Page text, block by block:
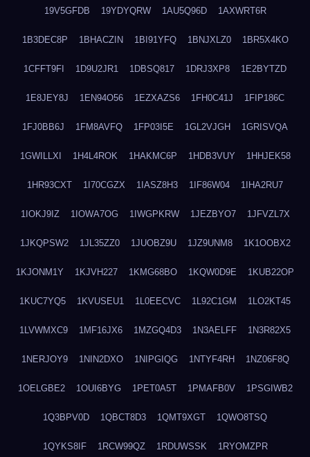
19V5GFDB 19YDYQRW 1AU5Q96D 1AXWRT6R
1B3DEC8P 1BHACZIN 1BI91YFQ 1BNJXLZ0 1BR5X4KO
1CFFT9FI 1D9U2JR1 1DBSQ817 1DRJ3XP8 1E2BYTZD
1E8JEY8J 1EN94O56 1EZXAZS6 1FH0C41J 1FIP186C
1FJ0BB6J 1FM8AVFQ 1FP03I5E 1GL2VJGH 1GRISVQA
1GWILLXI 1H4L4ROK 1HAKMC6P 1HDB3VUY 1HHJEK58
1HR93CXT 1I70CGZX 1IASZ8H3 1IF86W04 1IHA2RU7
1IOKJ9IZ 1IOWA7OG 1IWGPKRW 1JEZBYO7 1JFVZL7X
1JKQPSW2 1JL35ZZ0 1JUOBZ9U 1JZ9UNM8 1K1OOBX2
1KJONM1Y 1KJVH227 1KMG68BO 1KQW0D9E 1KUB22OP
1KUC7YQ5 1KVUSEU1 1L0EECVC 1L92C1GM 1LO2KT45
1LVWMXC9 1MF16JX6 1MZGQ4D3 1N3AELFF 1N3R82X5
1NERJOY9 1NIN2DXO 1NIPGIQG 1NTYF4RH 1NZ06F8Q
1OELGBE2 1OUI6BYG 1PET0A5T 1PMAFB0V 1PSGIWB2
1Q3BPV0D 1QBCT8D3 1QMT9XGT 1QWO8TSQ
1QYKS8IF 1RCW99QZ 1RDUWSSK 1RYOMZPR